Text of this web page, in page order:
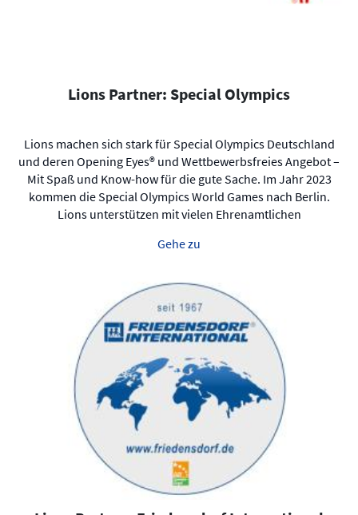
Lions Partner: Special Olympics
Lions machen sich stark für Special Olympics Deutschland
und deren Opening Eyes® und Wettbewerbsfreies Angebot –
Mit Spaß und Know-how für die gute Sache. Im Jahr 2023
kommen die Special Olympics World Games nach Berlin.
Lions unterstützen mit vielen Ehrenamtlichen
Gehe zu